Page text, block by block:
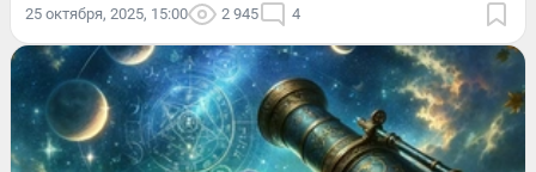
25 октября, 2025, 15:00 2 945 4